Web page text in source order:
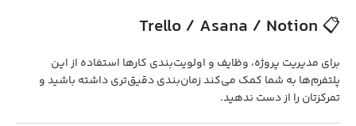
📋
Trello / Asana / Notion
برای مدیریت پروژه، وظایف و اولویت‌بندی کارها استفاده از این
پلتفرم‌ها به شما کمک می‌کند زمان‌بندی دقیق‌تری داشته باشید و
تمرکزتان را از دست ندهید.